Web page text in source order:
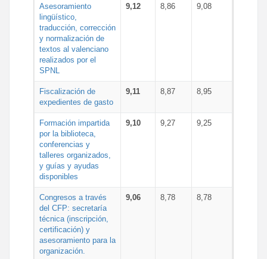
Asesoramiento
lingüístico,
traducción, corrección
y normalización de
textos al valenciano
realizados por el
SPNL
9,12 8,86 9,08
Fiscalización de
expedientes de gasto
9,11 8,87 8,95
Formación impartida
por la biblioteca,
conferencias y
talleres organizados,
y guías y ayudas
disponibles
9,10 9,27 9,25
Congresos a través
del CFP: secretaría
técnica (inscripción,
certificación) y
asesoramiento para la
organización.
9,06 8,78 8,78